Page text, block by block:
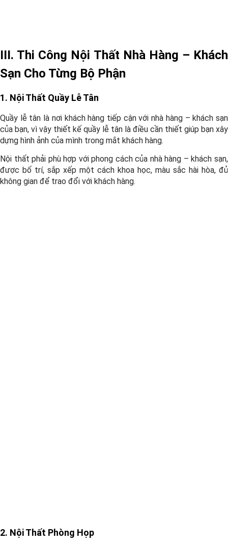
III. Thi Công Nội Thất Nhà Hàng – Khách
Sạn Cho Từng Bộ Phận
1. Nội Thất Quầy Lễ Tân
Quầy lễ tân là nơi khách hàng tiếp cận với nhà hàng – khách sạn
của bạn, vì vậy thiết kế quầy lễ tân là điều cần thiết giúp bạn xây
dựng hình ảnh của mình trong mắt khách hàng.
Nội thất phải phù hợp với phong cách của nhà hàng – khách sạn,
được bố trí, sắp xếp một cách khoa học, màu sắc hài hòa, đủ
không gian để trao đổi với khách hàng.
2. Nội Thất Phòng Họp